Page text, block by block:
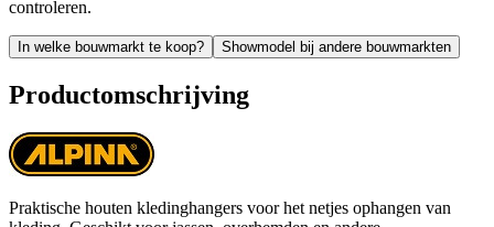
controleren.
In welke bouwmarkt te koop? Showmodel bij andere bouwmarkten
Productomschrijving
Praktische houten kledinghangers voor het netjes ophangen van